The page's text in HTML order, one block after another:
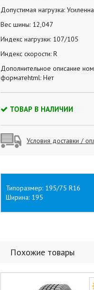
Допустимая нагрузка:
Вес шины: 12,047
Индекс нагрузки: 107/105
Индекс скорости: R
Дополнительное описание
форматеhtml: Нет
ТОВАР В НАЛИЧИИ
Условия доставки /
Типоразмер: 195/75 R16
Ширина: 195
Похожие товары